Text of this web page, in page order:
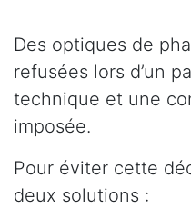
Des optiques de
refusées lors d’un
technique et une
imposée.
Pour éviter cette
deux solutions :